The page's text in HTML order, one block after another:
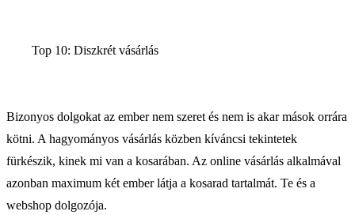
Top 10: Diszkrét vásárlás
Bizonyos dolgokat az ember nem szeret és nem is akar mások orrára
kötni. A hagyományos vásárlás közben kíváncsi tekintetek
fürkészik, kinek mi van a kosarában. Az online vásárlás alkalmával
azonban maximum két ember látja a kosarad tartalmát. Te és a
webshop dolgozója.